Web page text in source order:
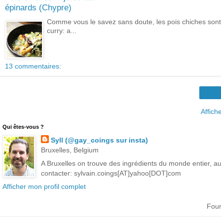
épinards (Chypre)
Comme vous le savez sans doute, les pois chiches
curry: a...
13 commentaires:
Qui êtes-vous ?
Syll (@gay_coings sur insta)
Bruxelles, Belgium
A Bruxelles on trouve des ingrédients du monde entier,
contacter: sylvain.coings[AT]yahoo[DOT]com
Afficher mon profil complet